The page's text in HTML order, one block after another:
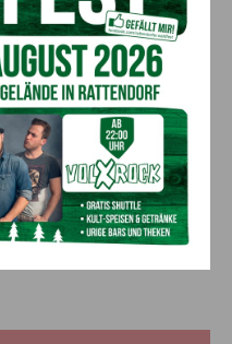
Nächster Artikel
Teuerungsausgleich wird für
eine Personengruppe auf 333
Euro aufgestockt